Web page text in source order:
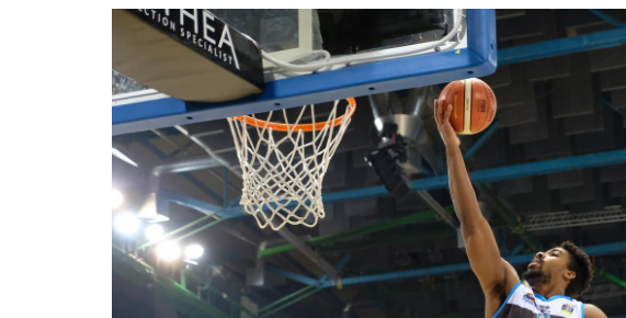
BASKET TORINO,BENEDETTO XIV CENTO
BERGAMO BASKET 2014,FORLÌ
PALLACANESTRO 2.015
FORTITUDO BOLOGNA,
NEW BASKET BRINDISI
PISTOIA BASKET
,SCAFATI BASKET 1969,SCALIGERA
BASKET VERONA,SCANDONE AVELLINO
SERIE
A2 ,URANIA MILANO
Alla